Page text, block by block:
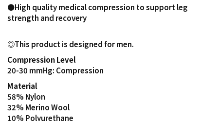
⚫️High quality medical compression to support leg
strength and recovery
◎This product is designed for men.
Compression Level
20-30 mmHg: Compression
Material
58% Nylon
32% Merino Wool
10% Polyurethane